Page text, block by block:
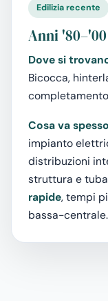
Edilizia recente
Anni '80–'00
Dove si
Bicocca,
Cosa va
impianto
distribuzioni
struttura e
rapide, tempi
bassa-centrale.